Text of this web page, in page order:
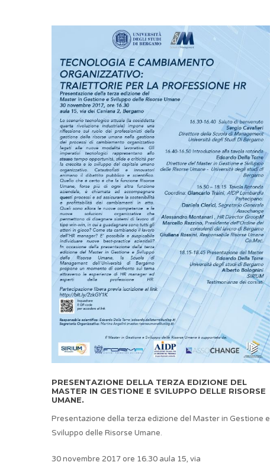
PRESENTAZIONE DELLA TERZA EDIZIONE DEL
MASTER IN GESTIONE E SVILUPPO DELLE RISORSE
UMANE.
Presentazione della terza edizione del Master in Gestione e
Sviluppo delle Risorse Umane.
30 novembre 2017 ore 16.30 aula 15, via